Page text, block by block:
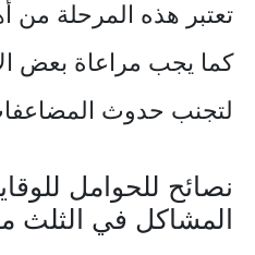
تعتبر هذه المرحلة من
كما يجب مراعاة بعض
لتجنب حدوث
نصائح للحوامل
المشاكل في الثلث